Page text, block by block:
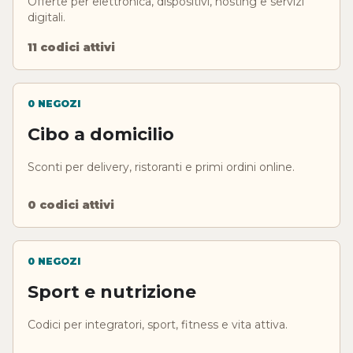
digitali.
11 codici attivi
0 NEGOZI
Cibo a domicilio
Sconti per delivery, ristoranti e primi ordini online.
0 codici attivi
0 NEGOZI
Sport e nutrizione
Codici per integratori, sport, fitness e vita attiva.